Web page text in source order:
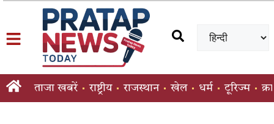
ताजा खबरें राष्ट्रीय राजस्थान खेल धर्म टूरिज्म